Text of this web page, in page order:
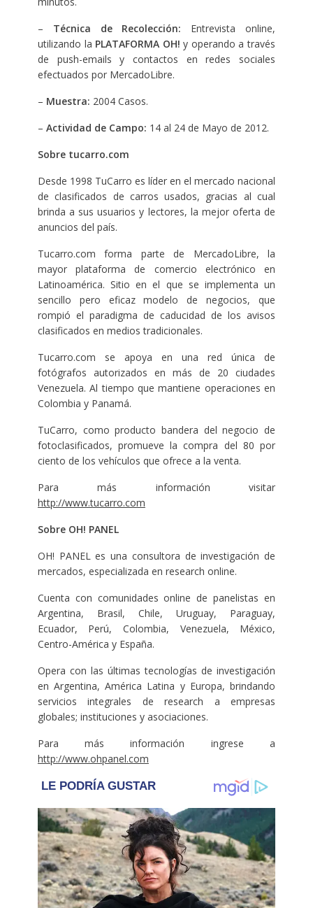
– Técnica de Recolección: Entrevista online,
utilizando la PLATAFORMA OH! y operando a través
de push-emails y contactos en redes sociales
efectuados por MercadoLibre.
– Muestra: 2004 Casos.
– Actividad de Campo: 14 al 24 de Mayo de 2012.
Sobre tucarro.com
Desde 1998 TuCarro es líder en el mercado nacional
de clasificados de carros usados, gracias al cual
brinda a sus usuarios y lectores, la mejor oferta de
anuncios del país.
Tucarro.com forma parte de MercadoLibre, la
mayor plataforma de comercio electrónico en
Latinoamérica. Sitio en el que se implementa un
sencillo pero eficaz modelo de negocios, que
rompió el paradigma de caducidad de los avisos
clasificados en medios tradicionales.
Tucarro.com se apoya en una red única de
fotógrafos autorizados en más de 20 ciudades
Venezuela. Al tiempo que mantiene operaciones en
Colombia y Panamá.
TuCarro, como producto bandera del negocio de
fotoclasificados, promueve la compra del 80 por
ciento de los vehículos que ofrece a la venta.
Para más información visitar
http://www.tucarro.com
Sobre OH! PANEL
OH! PANEL es una consultora de investigación de
mercados, especializada en research online.
Cuenta con comunidades online de panelistas en
Argentina, Brasil, Chile, Uruguay, Paraguay,
Ecuador, Perú, Colombia, Venezuela, México,
Centro-América y España.
Opera con las últimas tecnologías de investigación
en Argentina, América Latina y Europa, brindando
servicios integrales de research a empresas
globales; instituciones y asociaciones.
Para más información ingrese a
http://www.ohpanel.com